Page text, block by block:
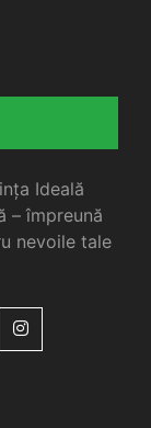
Ideală
– împreună
nevoile tale